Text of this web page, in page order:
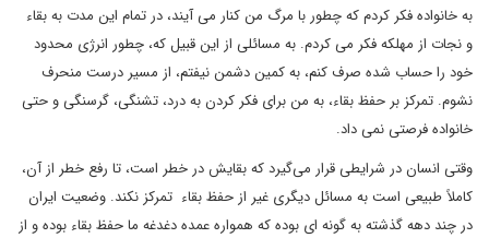
به خانواده فکر کردم که چطور با مرگ من کنار می آیند، در تمام این مدت به بقاء
و نجات از مهلکه فکر می کردم. به مسائلی از این قبیل که، چطور انرژی محدود
خود را حساب شده صرف کنم، به کمین دشمن نیفتم، از مسیر درست منحرف
نشوم. تمرکز بر حفظ بقاء، به من برای فکر کردن به درد، تشنگی، گرسنگی و حتی
خانواده فرصتی نمی داد.
وقتی انسان در شرایطی قرار می‌گیرد که بقایش در خطر است، تا رفع خطر از آن،
کاملاً طبیعی است به مسائل دیگری غیر از حفظ بقاء تمرکز نکند. وضعیت ایران
در چند دهه گذشته به گونه ای بوده که همواره عمده دغدغه ما حفظ بقاء بوده و از